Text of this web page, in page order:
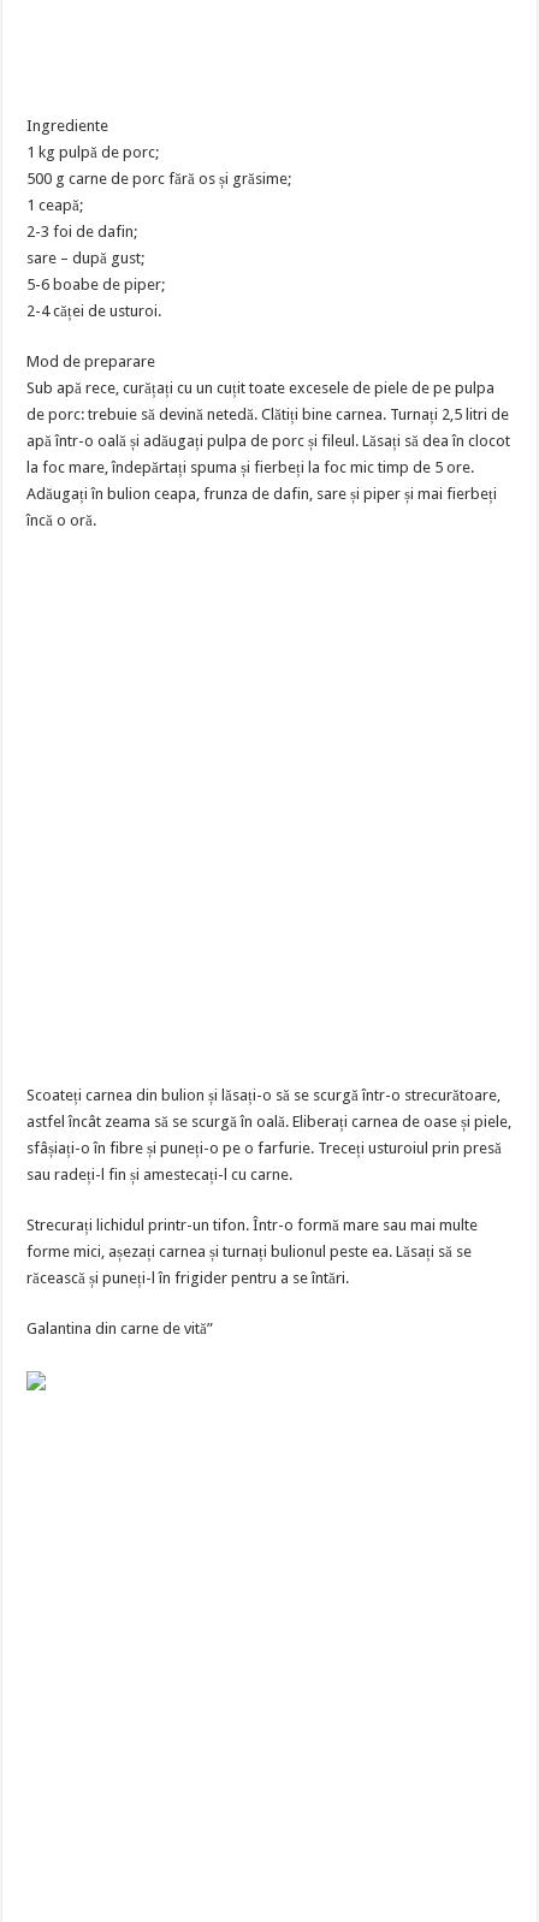
Ingrediente
1 kg pulpă de porc;
500 g carne de porc fără os și grăsime;
1 ceapă;
2-3 foi de dafin;
sare – după gust;
5-6 boabe de piper;
2-4 căței de usturoi.
Mod de preparare
Sub apă rece, curățați cu un cuțit toate excesele de piele de pe pulpa
de porc: trebuie să devină netedă. Clătiți bine carnea. Turnați 2,5 litri de
apă într-o oală și adăugați pulpa de porc și fileul. Lăsați să dea în clocot
la foc mare, îndepărtați spuma și fierbeți la foc mic timp de 5 ore.
Adăugați în bulion ceapa, frunza de dafin, sare și piper și mai fierbeți
încă o oră.
Scoateți carnea din bulion și lăsați-o să se scurgă într-o strecurătoare,
astfel încât zeama să se scurgă în oală. Eliberați carnea de oase și piele,
sfâșiați-o în fibre și puneți-o pe o farfurie. Treceți usturoiul prin presă
sau radeți-l fin și amestecați-l cu carne.
Strecurați lichidul printr-un tifon. Într-o formă mare sau mai multe
forme mici, așezați carnea și turnați bulionul peste ea. Lăsați să se
răcească și puneți-l în frigider pentru a se întări.
Galantina din carne de vită”